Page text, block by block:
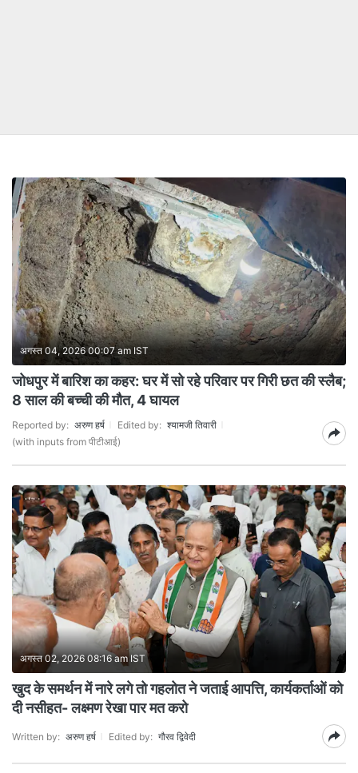
अगस्त 04, 2026 00:07 am IST
जोधपुर में बारिश का कहर: घर में सो रहे परिवार पर गिरी छत की स्लैब;
8 साल की बच्ची की मौत, 4 घायल
Reported by: अरुण हर्ष Edited by: श्यामजी तिवारी
(with inputs from पीटीआई)
अगस्त 02, 2026 08:16 am IST
खुद के समर्थन में नारे लगे तो गहलोत ने जताई आपत्ति, कार्यकर्ताओं को
दी नसीहत- लक्ष्मण रेखा पार मत करो
Written by: अरुण हर्ष Edited by: गौरव द्विवेदी